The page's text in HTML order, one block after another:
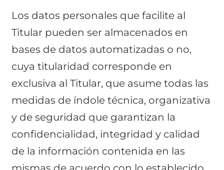
Los datos personales que facilite al
Titular pueden ser almacenados en
bases de datos automatizadas o no,
cuya titularidad corresponde en
exclusiva al Titular, que asume todas las
medidas de índole técnica, organizativa
y de seguridad que garantizan la
confidencialidad, integridad y calidad
de la información contenida en las